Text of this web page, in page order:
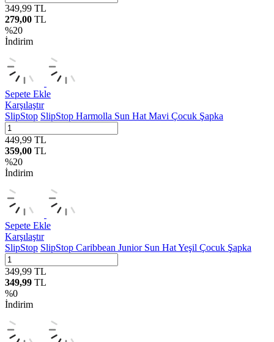
349,99 TL
279,00 TL
%20
İndirim
Sepete Ekle
Karşılaştır
SlipStop SlipStop Harmolla Sun Hat Mavi Çocuk Şapka
449,99 TL
359,00 TL
%20
İndirim
Sepete Ekle
Karşılaştır
SlipStop SlipStop Caribbean Junior Sun Hat Yeşil Çocuk Şapka
349,99 TL
349,99 TL
%0
İndirim